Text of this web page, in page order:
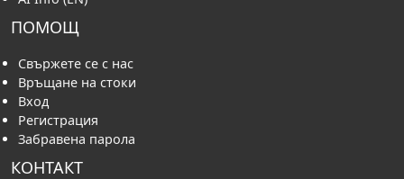
ПОМОЩ
Свържете се с нас
Връщане на стоки
Вход
Регистрация
Забравена парола
КОНТАКТ